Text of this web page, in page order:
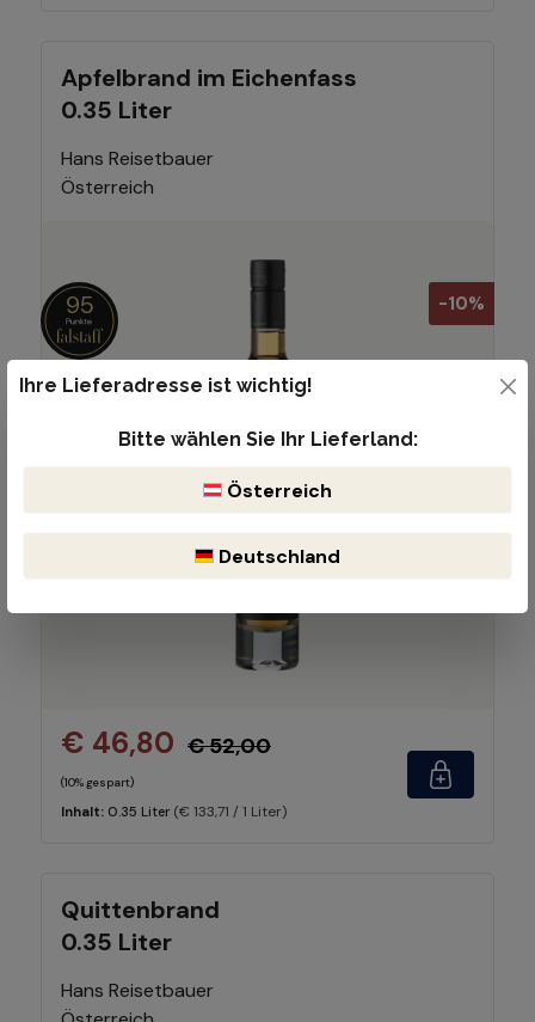
Apfelbrand im Eichenfass
0.35 Liter
Hans Reisetbauer
Österreich
-10%
95
€ 46,80 € 52,00
(10% gespart)
Inhalt: 0.35 Liter (€ 133,71 / 1 Liter)
Quittenbrand
0.35 Liter
Hans Reisetbauer
Ihre Lieferadresse ist wichtig!
Bitte wählen Sie Ihr Lieferland:
Österreich
Deutschland